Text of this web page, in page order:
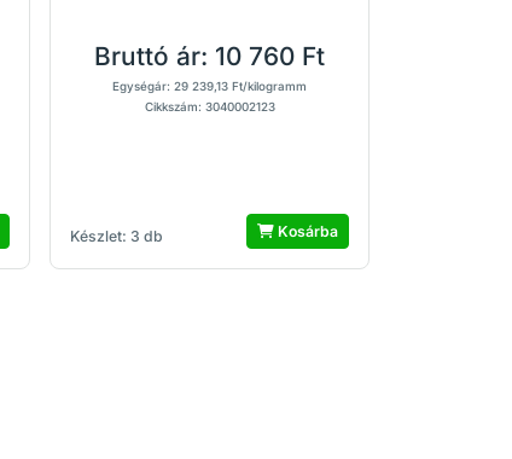
Készlet: 3 db
Bruttó ár: 10 760 Ft
Egységár: 29 239,13 Ft/kilogramm
Cikkszám: 3040002123
Kosárba